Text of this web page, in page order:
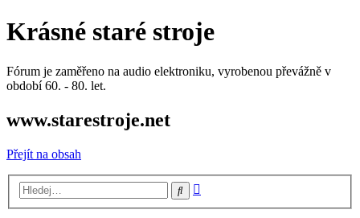
Krásné staré stroje
Fórum je zaměřeno na audio elektroniku, vyrobenou převážně v
období 60. - 80. let.
www.starestroje.net
Přejít na obsah
Hledat